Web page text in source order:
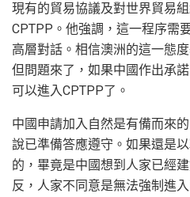
現有的貿易協議及對世界貿易
CPTPP。他強調，這一程序需
高層對話。相信澳洲的這一態
但問題來了，如果中國作出承
可以進入CPTPP了。
中國申請加入自然是有備而來
說已準備答應遵守。如果還是
的，畢竟是中國想到人家已經
反，人家不同意是無法強制進